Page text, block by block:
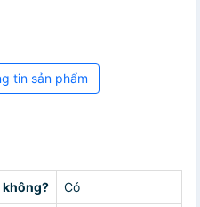
tin sản phẩm
không? Có